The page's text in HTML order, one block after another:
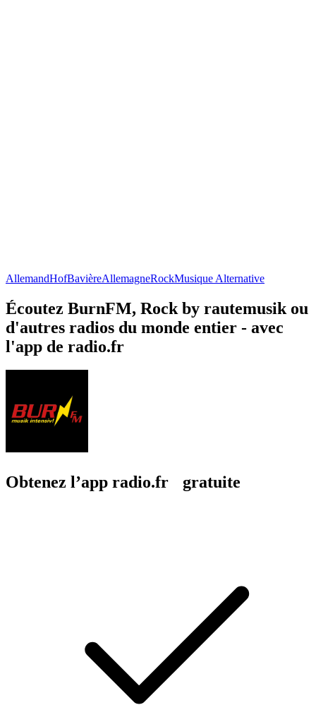
AllemandHofBavièreAllemagneRockMusique Alternative
Écoutez BurnFM, Rock by rautemusik ou
d'autres radios du monde entier - avec
l'app de radio.fr
Obtenez l’app radio.fr gratuite